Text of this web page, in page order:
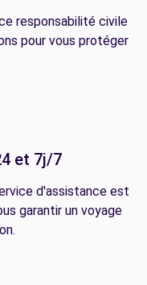
responsabilité civile
pour vous protéger
et 7j/7
d'assistance est
garantir un voyage